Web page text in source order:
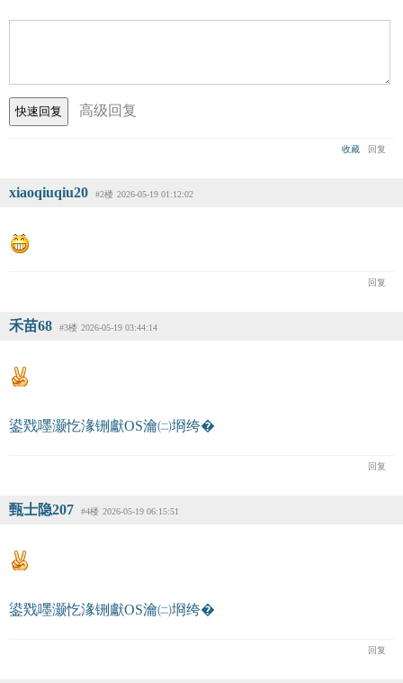
高级回复
收藏 回复
xiaoqiuqiu20 #2楼 2026-05-19 01:12:02
回复
禾苗68 #3楼 2026-05-19 03:44:14
鍙戣嚜灏忔湪铏獻OS瀹㈡埛绔�
回复
甄士隐207 #4楼 2026-05-19 06:15:51
鍙戣嚜灏忔湪铏獻OS瀹㈡埛绔�
回复